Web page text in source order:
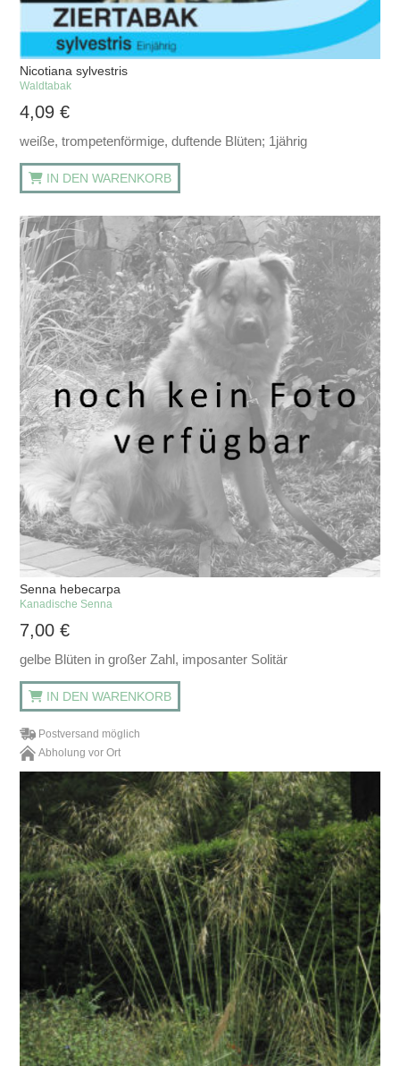
Nicotiana sylvestris
Waldtabak
4,09€
weiße, trompetenförmige, duftende Blüten; 1jährig
IN DEN WARENKORB
Senna hebecarpa
Kanadische Senna
7,00€
gelbe Blüten in großer Zahl, imposanter Solitär
IN DEN WARENKORB
Postversand möglich
Abholung vor Ort